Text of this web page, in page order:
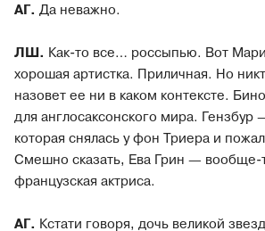
АГ. Да неважно.
ЛШ. Как-то все… россыпью. Вот
хорошая артистка. Приличная. Но
назовет ее ни в каком контексте.
для англосаксонского мира.
которая снялась у фон Триера и
Смешно сказать, Ева Грин — вообще-
французская актриса.
АГ. Кстати говоря, дочь великой